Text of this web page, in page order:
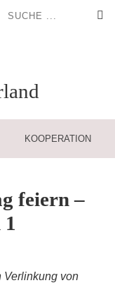
KOOPERATION
feiern –
Verlinkung von